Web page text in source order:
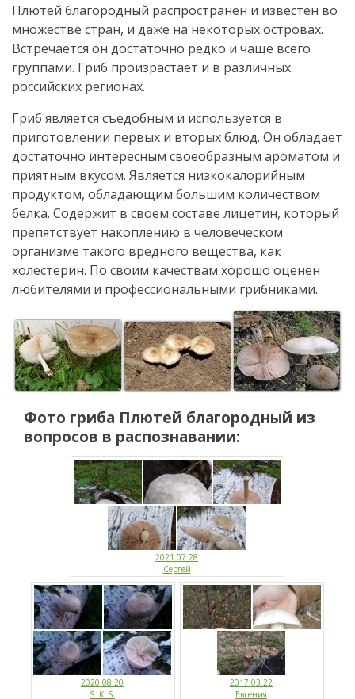
Плютей благородный распространен и известен во
множестве стран, и даже на некоторых островах.
Встречается он достаточно редко и чаще всего
группами. Гриб произрастает и в различных
российских регионах.
Гриб является съедобным и используется в
приготовлении первых и вторых блюд. Он обладает
достаточно интересным своеобразным ароматом и
приятным вкусом. Является низкокалорийным
продуктом, обладающим большим количеством
белка. Содержит в своем составе лицетин, который
препятствует накоплению в человеческом
организме такого вредного вещества, как
холестерин. По своим качествам хорошо оценен
любителями и профессиональными грибниками.
Фото гриба Плютей благородный из
вопросов в распознавании:
2021.07.28
Сергей
2020.08.20
S. KLS.
2017.03.22
Евгения